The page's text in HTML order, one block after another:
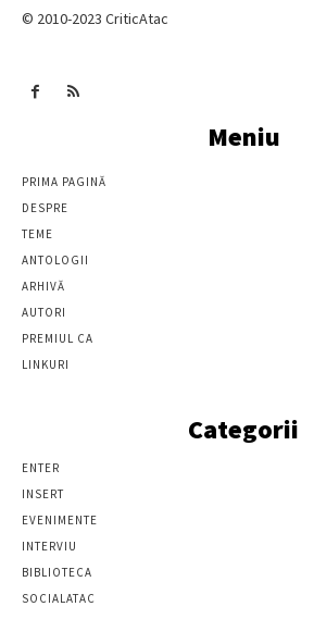
© 2010-2023 CriticAtac
Meniu
PRIMA PAGINĂ
DESPRE
TEME
ANTOLOGII
ARHIVĂ
AUTORI
PREMIUL CA
LINKURI
Categorii
ENTER
INSERT
EVENIMENTE
INTERVIU
BIBLIOTECA
SOCIALATAC